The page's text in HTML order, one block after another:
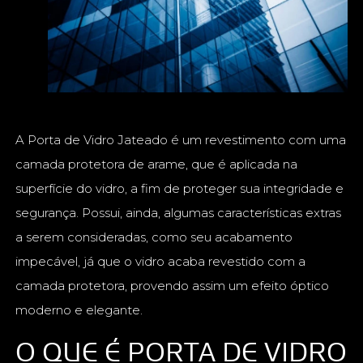
A Porta de Vidro Jateado é um revestimento com uma
camada protetora de arame, que é aplicada na
superfície do vidro, a fim de proteger sua integridade e
segurança. Possui, ainda, algumas características extras
a serem consideradas, como seu acabamento
impecável, já que o vidro acaba revestido com a
camada protetora, provendo assim um efeito óptico
moderno e elegante.
O QUE É PORTA DE VIDRO